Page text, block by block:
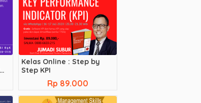
Kelas Online : Step by
Step KPI
Rp 89.000